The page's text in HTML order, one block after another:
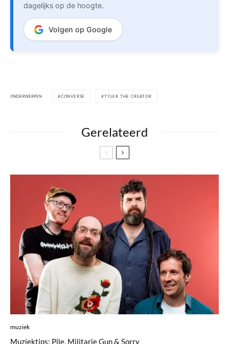
dagelijks op de hoogte.
Volgen op Google
ONDERWERPEN CONVERSE TYLER THE CREATOR
Gerelateerd
muziek
Muziektips: Pile, Militarie Gun & Sorry